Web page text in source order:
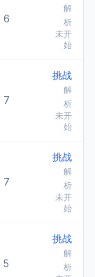
6
解
析
未开
始
7
挑战
解
析
未开
始
7
挑战
解
析
未开
始
5
挑战
解
析